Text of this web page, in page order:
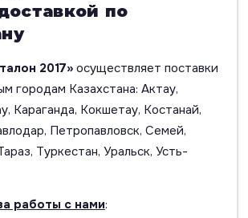
по
2017» осуществляет поставки
городам Казахстана: Актау,
Караганда, Кокшетау, Костанай,
Петропавловск, Семей,
Туркестан, Уральск, Усть-
работы с нами: